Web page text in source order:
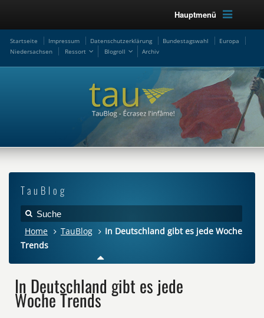
Hauptmenü
Startseite Impressum Datenschutzerklärung Bundestagswahl
Europa
Niedersachsen
Ressort Blogroll Archiv
TauBlog
Home TauBlog
In Deutschland gibt es jede Woche
Trends
In Deutschland gibt es jede
Woche Trends